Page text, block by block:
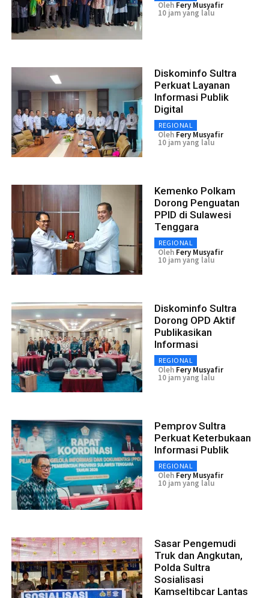
Oleh Fery Musyafir
10 jam yang lalu
Diskominfo Sultra
Perkuat Layanan
Informasi Publik
Digital
REGIONAL
Oleh Fery Musyafir
10 jam yang lalu
Kemenko Polkam
Dorong Penguatan
PPID di Sulawesi
Tenggara
REGIONAL
Oleh Fery Musyafir
10 jam yang lalu
Diskominfo Sultra
Dorong OPD Aktif
Publikasikan
Informasi
REGIONAL
Oleh Fery Musyafir
10 jam yang lalu
Pemprov Sultra
Perkuat Keterbukaan
Informasi Publik
REGIONAL
Oleh Fery Musyafir
10 jam yang lalu
Sasar Pengemudi
Truk dan Angkutan,
Polda Sultra
Sosialisasi
Kamseltibcar Lantas